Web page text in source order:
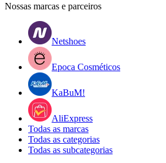
Nossas marcas e parceiros
Netshoes
Epoca Cosméticos
KaBuM!
AliExpress
Todas as marcas
Todas as categorias
Todas as subcategorias